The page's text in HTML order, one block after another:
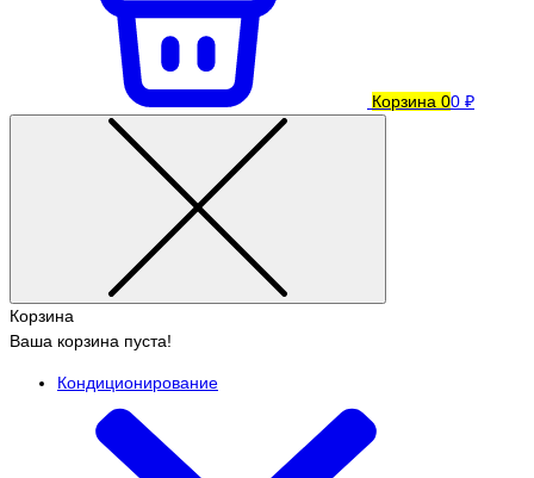
Корзина 00 ₽
Корзина
Ваша корзина пуста!
Кондиционирование